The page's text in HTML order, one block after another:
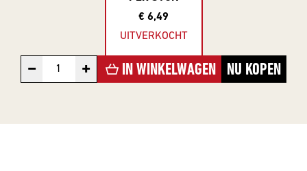
NEIPA
€ 6,49
UITVERKOCHT
− + IN WINKELWAGEN NU KOPEN